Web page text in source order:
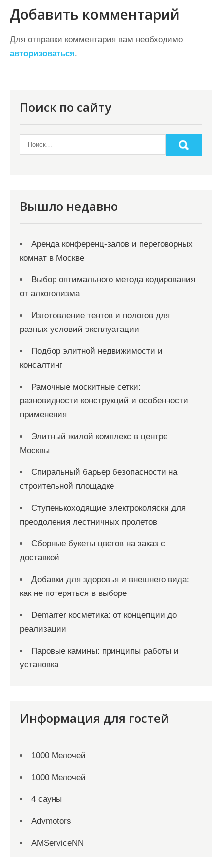
а
ц
и
я
Добавить комментарий
Для отправки комментария вам необходимо
авторизоваться.
Поиск по сайту
Вышло недавно
Аренда конференц-залов и переговорных
комнат в Москве
Выбор оптимального метода кодирования
от алкоголизма
Изготовление тентов и пологов для
разных условий эксплуатации
Подбор элитной недвижимости и
консалтинг
Рамочные москитные сетки:
разновидности конструкций и особенности
применения
Элитный жилой комплекс в центре
Москвы
Спиральный барьер безопасности на
строительной площадке
Ступенькоходящие электроколяски для
преодоления лестничных пролетов
Сборные букеты цветов на заказ с
доставкой
Добавки для здоровья и внешнего вида:
как не потеряться в выборе
Demarrer косметика: от концепции до
реализации
Паровые камины: принципы работы и
установка
Информация для гостей
1000 Мелочей
1000 Мелочей
4 сауны
Advmotors
AMServiceNN